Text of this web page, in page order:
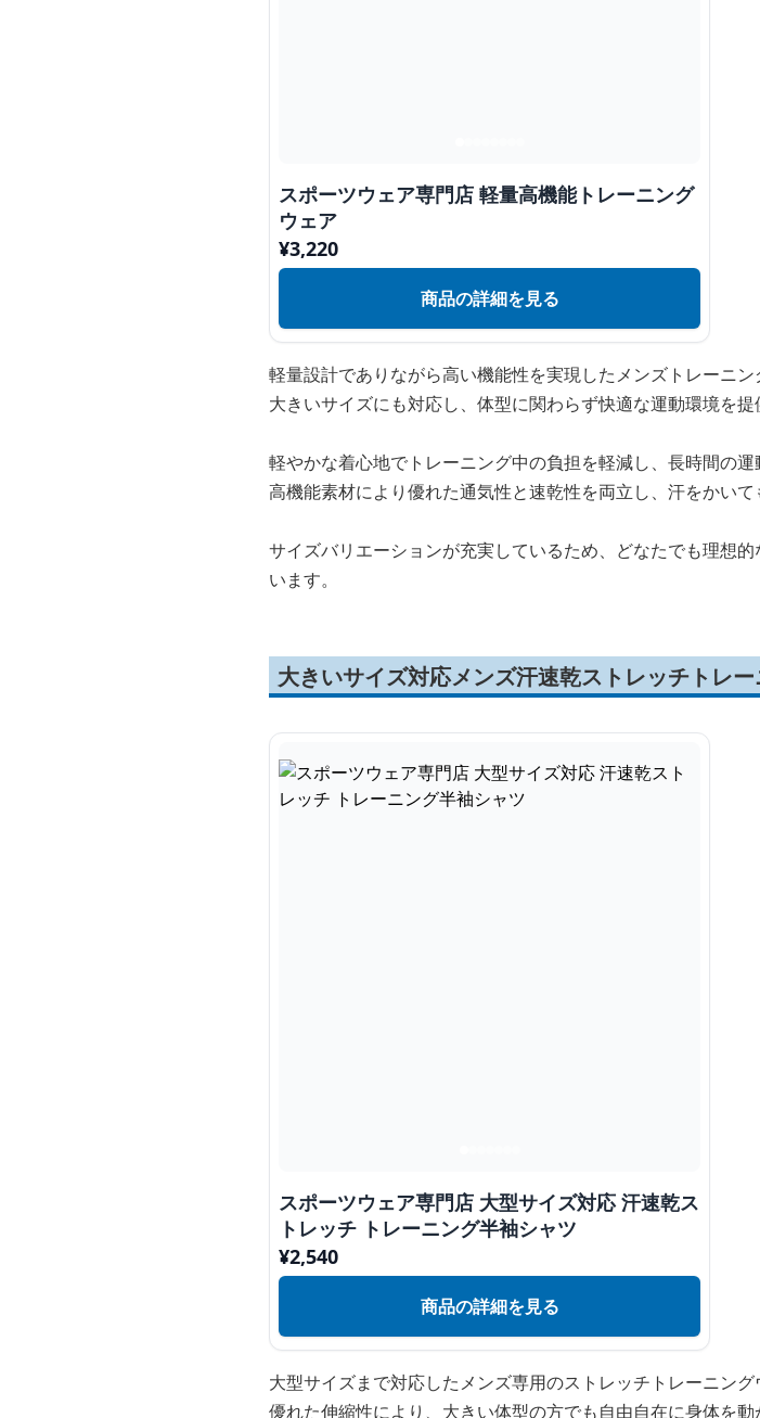
スポーツウェア専門店 軽量高機能トレーニング
ウェア
¥3,220
商品の詳細を見る
軽量設計でありながら高い機能性を実現したメンズトレーニン
大きいサイズにも対応し、体型に関わらず快適な運動環境を提
軽やかな着心地でトレーニング中の負担を軽減し、長時間の運
高機能素材により優れた通気性と速乾性を両立し、汗をかいて
サイズバリエーションが充実しているため、どなたでも理想
います。
大きいサイズ対応メンズ汗速乾ストレッチトレ
スポーツウェア専門店 大型サイズ対応 汗速乾ス
トレッチ トレーニング半袖シャツ
¥2,540
商品の詳細を見る
大型サイズまで対応したメンズ専用のストレッチトレーニング
優れた伸縮性により、大きい体型の方でも自由自在に身体を動